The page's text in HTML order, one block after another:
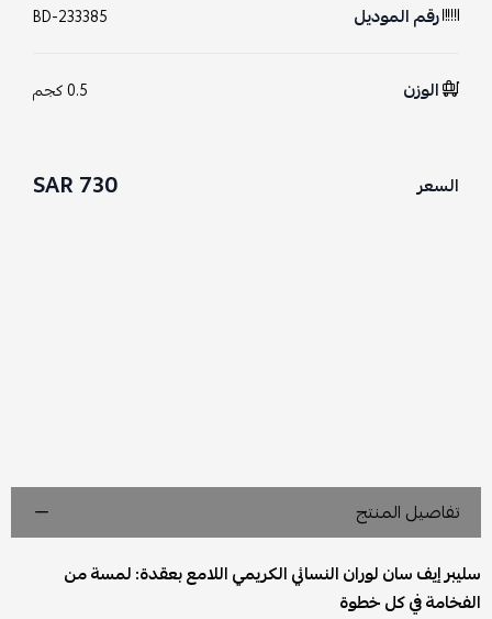
رقم الموديل BD-233385
الوزن 0.5 كجم
السعر 730 SAR
تفاصيل المنتج
سليبر إيف سان لوران النسائي الكريمي اللامع بعقدة: لمسة من
الفخامة في كل خطوة